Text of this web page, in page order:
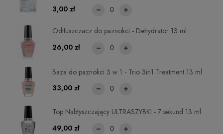
Top Nabłyszczający ULTRASZYBKI - 7 sekund 13 ml
49,00 zł
Odtłuszczacz do paznokci - Dehydrator 13 ml
26,00 zł
Baza do paznokci 3 w 1 - Trio 3in1 Treatment 13 ml
33,00 zł
3,00 zł